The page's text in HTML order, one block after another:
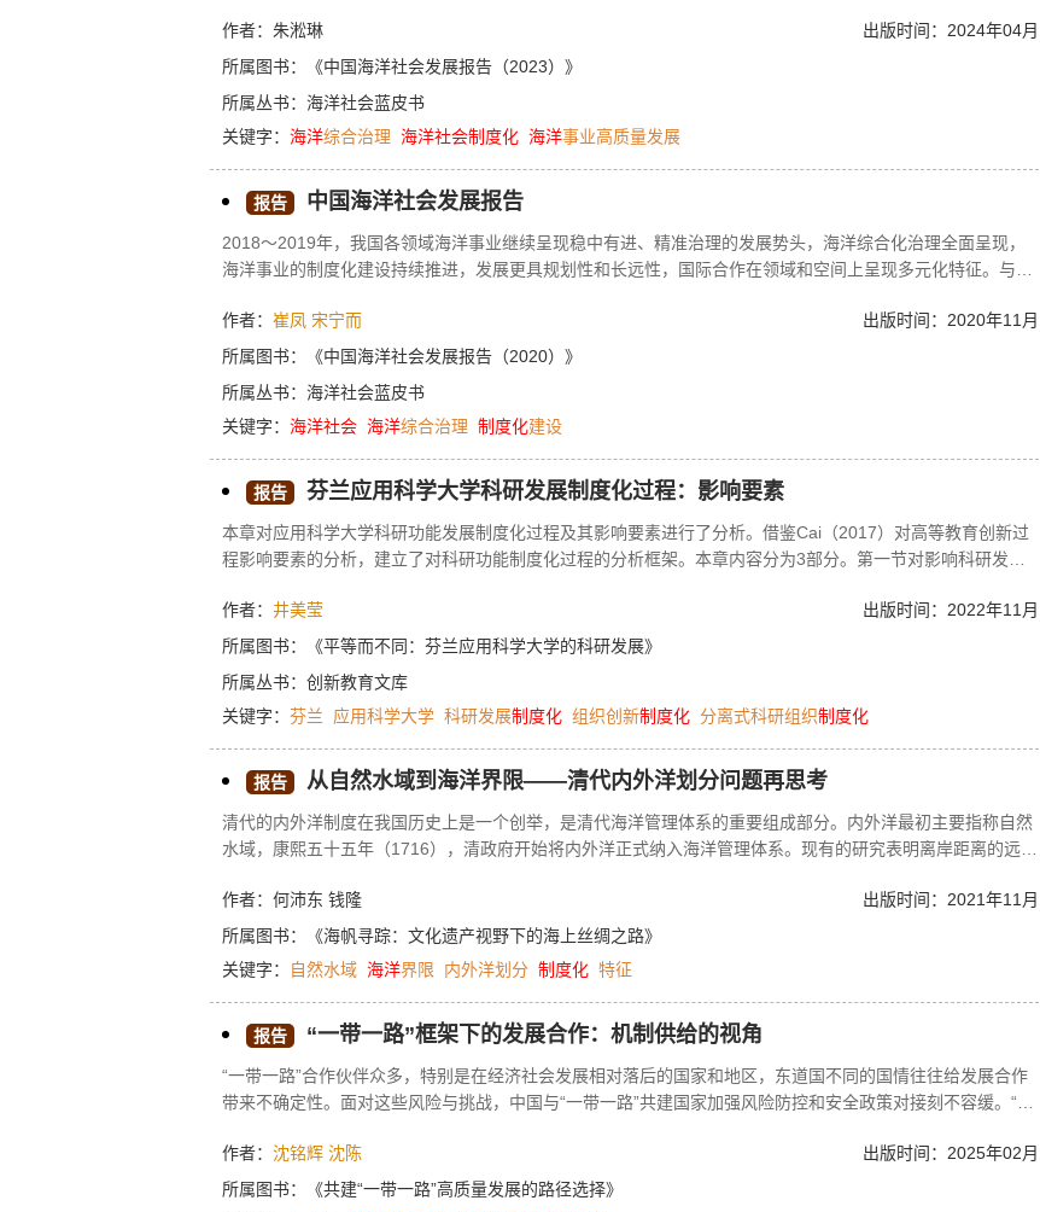
南海局所属南海调查技术中心顺利完成“漂浮式海上风电成套装备研制及应用示范项目”海洋环境安全保障浮标
的布放任务等。
出版时间：2024年04月
作者：朱淞琳
所属图书：
《中国海洋社会发展报告（2023）》
所属丛书： 海洋社会蓝皮书
关键字： 海洋综合治理 海洋社会制度化 海洋事业高质量发展
报告 中国海洋社会发展报告
2018～2019年，我国各领域海洋事业继续呈现稳中有进、精准治理的发展势头，海洋综合化治理全面呈现，
海洋事业的制度化建设持续推进，发展更具规划性和长远性，国际合作在领域和空间上呈现多元化特征。与此
理需要持续推进，制度化建设需要加快推进步伐，海洋事业的发展需要进一步加大社会参与力度。可持续的海
洋社会发展依然需要在诸多环节上加强治理。
出版时间：2020年11月
作者： 崔凤 宋宁而
所属图书：
《中国海洋社会发展报告（2020）》
所属丛书： 海洋社会蓝皮书
关键字： 海洋社会 海洋综合治理 制度化建设
报告 芬兰应用科学大学科研发展制度化过程：影响要素
本章对应用科学大学科研功能发展制度化过程及其影响要素进行了分析。借鉴Cai（2017）对高等教育创新过
程影响要素的分析，建立了对科研功能制度化过程的分析框架。本章内容分为3部分。第一节对影响科研发展
中外部兼容性和组织收益性分析的基础上，识别并归纳出组织在不同发展阶段遇到的挑战，然后分析在应对这
些挑战的过程中，高校内部的组织团体或个人如何发挥能动性，促进了科研功能发展实现制度化。第三节进行
出版时间：2022年11月
作者： 井美莹
所属图书：
《平等而不同：芬兰应用科学大学的科研发展》
所属丛书： 创新教育文库
关键字： 芬兰 应用科学大学 科研发展制度化 组织创新制度化 分离式科研组织制度化
报告 从自然水域到海洋界限——清代内外洋划分问题再思考
清代的内外洋制度在我国历史上是一个创举，是清代海洋管理体系的重要组成部分。内外洋最初主要指称自然
水域，康熙五十五年（1716），清政府开始将内外洋正式纳入海洋管理体系。现有的研究表明离岸距离的远近
的内外洋划分标准和方法。
出版时间：2021年11月
作者：何沛东 钱隆
所属图书：
《海帆寻踪：文化遗产视野下的海上丝绸之路》
关键字：
自然水域 海洋界限 内外洋划分 制度化 特征
报告 “一带一路”框架下的发展合作：机制供给的视角
“一带一路”合作伙伴众多，特别是在经济社会发展相对落后的国家和地区，东道国不同的国情往往给发展合作
带来不确定性。面对这些风险与挑战，中国与“一带一路”共建国家加强风险防控和安全政策对接刻不容缓。“一
出版时间：2025年02月
作者： 沈铭辉 沈陈
所属图书：
《共建“一带一路”高质量发展的路径选择》